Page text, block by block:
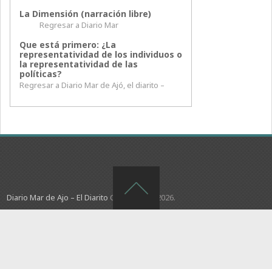
La Dimensión (narración libre)
Regresar a Diario Mar
Que está primero: ¿La
representatividad de los individuos o
la representatividad de las
políticas?
Regresar a Diario Mar de Ajó, el diarito –
Diario Mar de Ajo – El Diarito Copyright © 2026.